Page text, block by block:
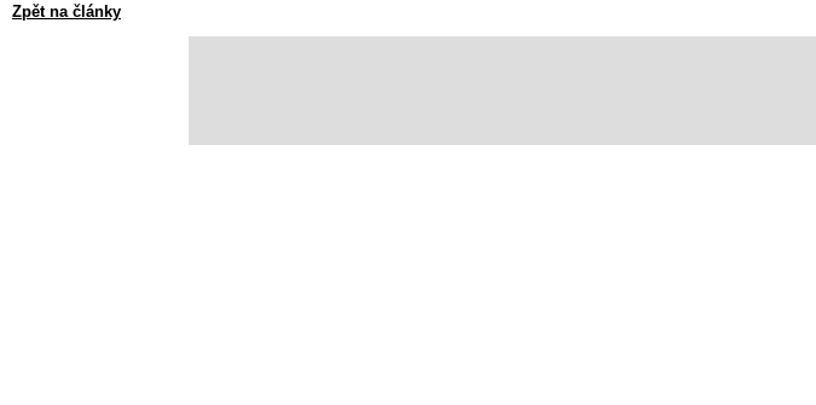
Zpět na články